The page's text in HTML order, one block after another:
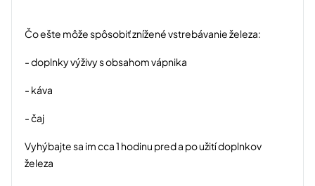
Čo ešte môže spôsobiť znížené vstrebávanie železa:
- doplnky výživy s obsahom vápnika
- káva
- čaj
Vyhýbajte sa im cca 1 hodinu pred a po užití doplnkov
železa